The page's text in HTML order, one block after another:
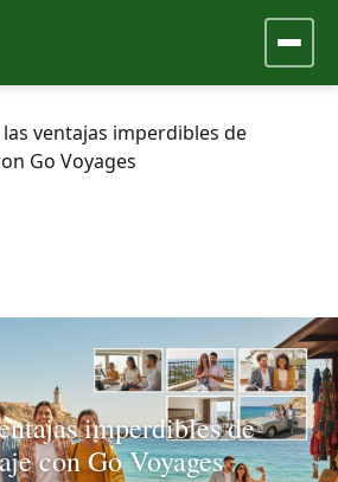
ventajas imperdibles de
Go Voyages
imperdibles de
con Go Voyages